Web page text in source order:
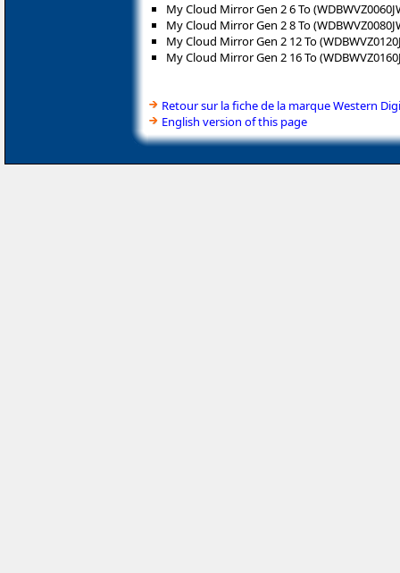
My Cloud Mirror Gen 2 6 To
My Cloud Mirror Gen 2 8 To
My Cloud Mirror Gen 2 12 To
My Cloud Mirror Gen 2 16 To
Retour sur la fiche de la marque Western
English version of this page